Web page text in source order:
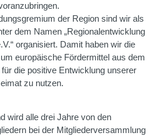
der Region sind wir als
dem Namen „Regionalentwicklung
organisiert. Damit haben wir die
europäische Fördermittel aus dem
die positive Entwicklung unserer
zu nutzen.
wird alle drei Jahre von den
bei der Mitgliederversammlung